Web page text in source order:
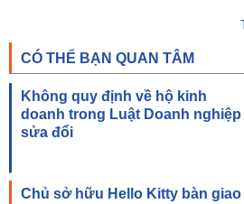
CÓ THỂ BẠN QUAN TÂM
Không quy định về hộ kinh
doanh trong Luật Doanh nghiệp
sửa đổi
Chủ sở hữu Hello Kitty bàn giao